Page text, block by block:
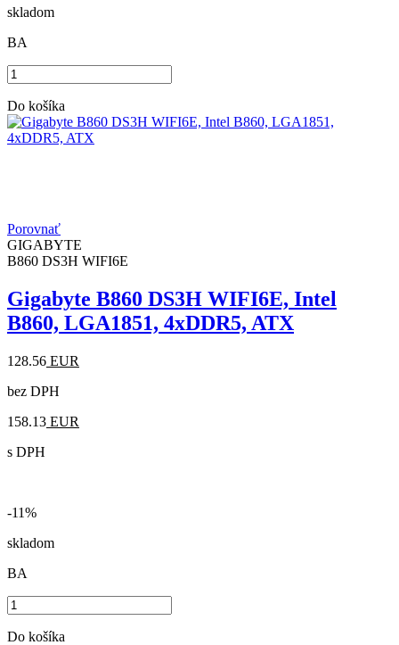
skladom
BA
Do košíka
Porovnať
GIGABYTE
B860 DS3H WIFI6E
Gigabyte B860 DS3H WIFI6E, Intel
B860, LGA1851, 4xDDR5, ATX
128.56 EUR
bez DPH
158.13 EUR
s DPH
-11%
skladom
BA
Do košíka